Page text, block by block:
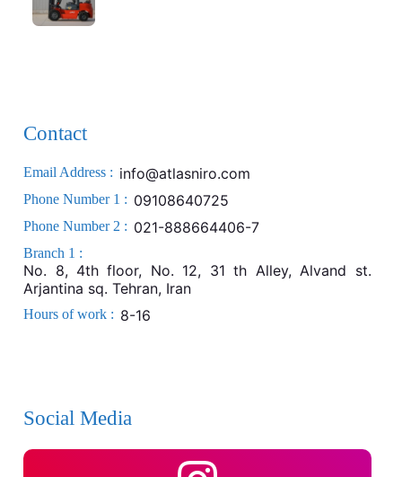
Contact
Email Address : info@atlasniro.com
Phone Number 1 : 09108640725
Phone Number 2 : 021-888664406-7
Branch 1 :
No. 8, 4th floor, No. 12, 31 th Alley, Alvand st.
Arjantina sq. Tehran, Iran
Hours of work : 8-16
Social Media